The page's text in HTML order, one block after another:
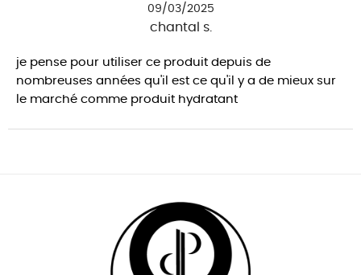
09/03/2025
chantal s.
je pense pour utiliser ce produit depuis de
nombreuses années qu'il est ce qu'il y a de mieux sur
le marché comme produit hydratant